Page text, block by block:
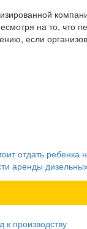
на то, что
если
отдать ребенка
аренды
производству